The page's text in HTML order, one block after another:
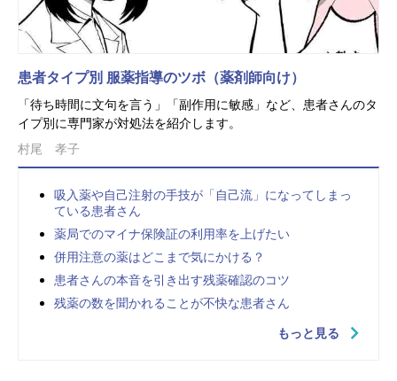
患者タイプ別 服薬指導のツボ（薬剤師向け）
「待ち時間に文句を言う」「副作用に敏感」など、患者さんのタ
イプ別に専門家が対処法を紹介します。
村尾 孝子
吸入薬や自己注射の手技が「自己流」になってしまっ
ている患者さん
薬局でのマイナ保険証の利用率を上げたい
併用注意の薬はどこまで気にかける？
患者さんの本音を引き出す残薬確認のコツ
残薬の数を聞かれることが不快な患者さん
もっと見る